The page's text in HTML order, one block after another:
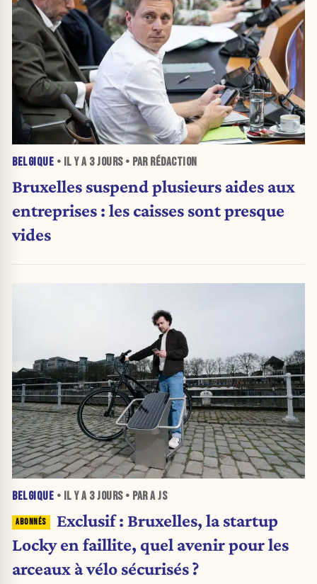
BELGIQUE • IL Y A 3 JOURS• PAR RÉDACTION
Bruxelles suspend plusieurs aides aux
entreprises : les caisses sont presque
vides
BELGIQUE • IL Y A 3 JOURS• PAR A JS
Exclusif : Bruxelles, la startup
Locky en faillite, quel avenir pour les
arceaux à vélo sécurisés ?